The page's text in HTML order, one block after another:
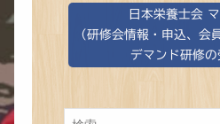
日本栄養士会
（研修会情報・申込、会
デマンド研修の